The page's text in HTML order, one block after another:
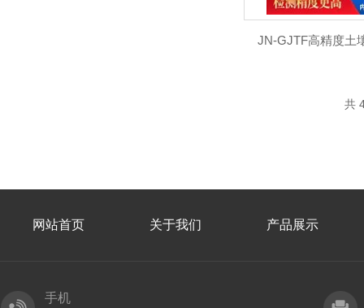
JN-GJTF高精度土
共
网站首页 关于我们 产品展示
手机